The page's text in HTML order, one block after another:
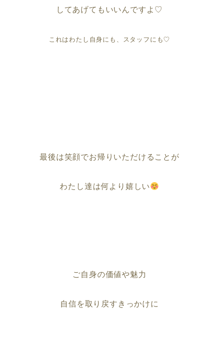
してあげてもいいんですよ♡
これはわたし自身にも、スタッフにも♡
最後は笑顔でお帰りいただけることが
わたし達は何より嬉しい
ご自身の価値や魅力
自信を取り戻すきっかけに